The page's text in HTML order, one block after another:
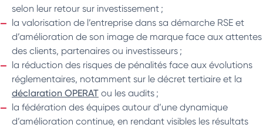
selon leur retour sur investissement ;
la valorisation de l’entreprise dans sa démarche RSE et
d’amélioration de son image de marque face aux attentes
des clients, partenaires ou investisseurs ;
la réduction des risques de pénalités face aux évolutions
réglementaires, notamment sur le décret tertiaire et la
déclaration OPERAT ou les audits ;
la fédération des équipes autour d’une dynamique
d’amélioration continue, en rendant visibles les résultats